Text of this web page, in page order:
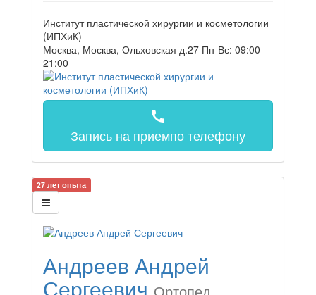
Институт пластической хирургии и косметологии
(ИПХиК)
Москва, Москва, Ольховская д.27 Пн-Вс: 09:00-
21:00
call
Запись на приемпо телефону
27 лет опыта
Андреев Андрей
Сергеевич